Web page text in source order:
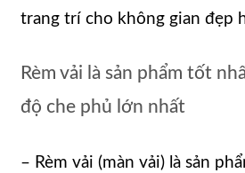
trang trí cho không gian đẹp
Rèm vải là sản phẩm tốt
độ che phủ lớn nhất
– Rèm vải (màn vải) là sản